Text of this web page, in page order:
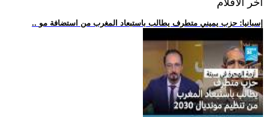
اخر الافلام
.. إسبانيا: حزب يميني متطرف يطالب باستبعاد المغرب من استضافة مو